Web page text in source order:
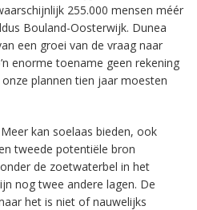
255.000 mensen méér
Bouland-Oosterwijk. Dunea
een groei van de vraag naar
enorme toename geen rekening
plannen tien jaar moesten
kan soelaas bieden, ook
tweede potentiële bron
de zoetwaterbel in het
nog twee andere lagen. De
het is niet of nauwelijks